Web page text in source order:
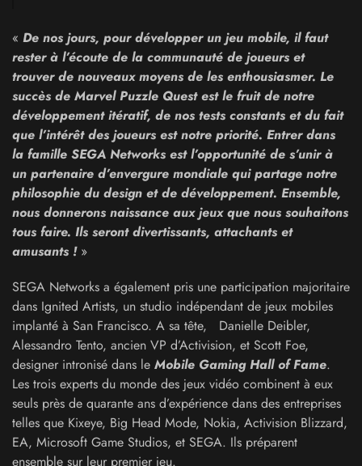
« De nos jours, pour développer un jeu mobile, il faut
rester à l’écoute de la communauté de joueurs et
trouver de nouveaux moyens de les enthousiasmer. Le
succès de Marvel Puzzle Quest est le fruit de notre
développement itératif, de nos tests constants et du fait
que l’intérêt des joueurs est notre priorité. Entrer dans
la famille SEGA Networks est l’opportunité de s’unir à
un partenaire d’envergure mondiale qui partage notre
philosophie du design et de développement. Ensemble,
nous donnerons naissance aux jeux que nous souhaitons
tous faire. Ils seront divertissants, attachants et
amusants !»
SEGA Networks a également pris une participation majoritaire
dans Ignited Artists, un studio indépendant de jeux mobiles
implanté à San Francisco. A sa tête, Danielle Deibler,
Alessandro Tento, ancien VP d’Activision, et Scott Foe,
designer intronisé dans le Mobile Gaming Hall of Fame.
Les trois experts du monde des jeux vidéo combinent à eux
seuls près de quarante ans d’expérience dans des entreprises
telles que Kixeye, Big Head Mode, Nokia, Activision Blizzard,
EA, Microsoft Game Studios, et SEGA. Ils préparent
ensemble sur leur premier jeu.